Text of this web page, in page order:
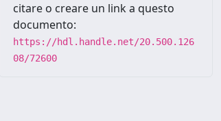
citare o creare un link a questo
documento:
https://hdl.handle.net/20.500.126
08/72600